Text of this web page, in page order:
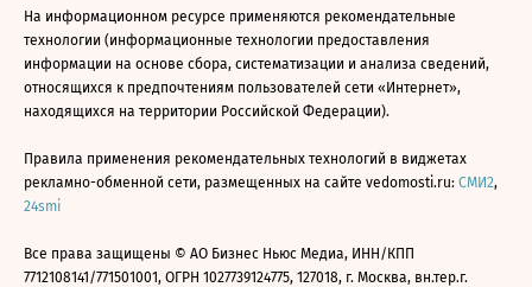
На информационном ресурсе применяются рекомендательные
технологии (информационные технологии предоставления
информации на основе сбора, систематизации и анализа сведений,
относящихся к предпочтениям пользователей сети «Интернет»,
находящихся на территории Российской Федерации).
Правила применения рекомендательных технологий в виджетах
рекламно-обменной сети, размещенных на сайте vedomosti.ru: СМИ2,
24smi
Все права защищены © АО Бизнес Ньюс Медиа, ИНН/КПП
7712108141/771501001, ОГРН 1027739124775, 127018, г. Москва, вн.тер.г.